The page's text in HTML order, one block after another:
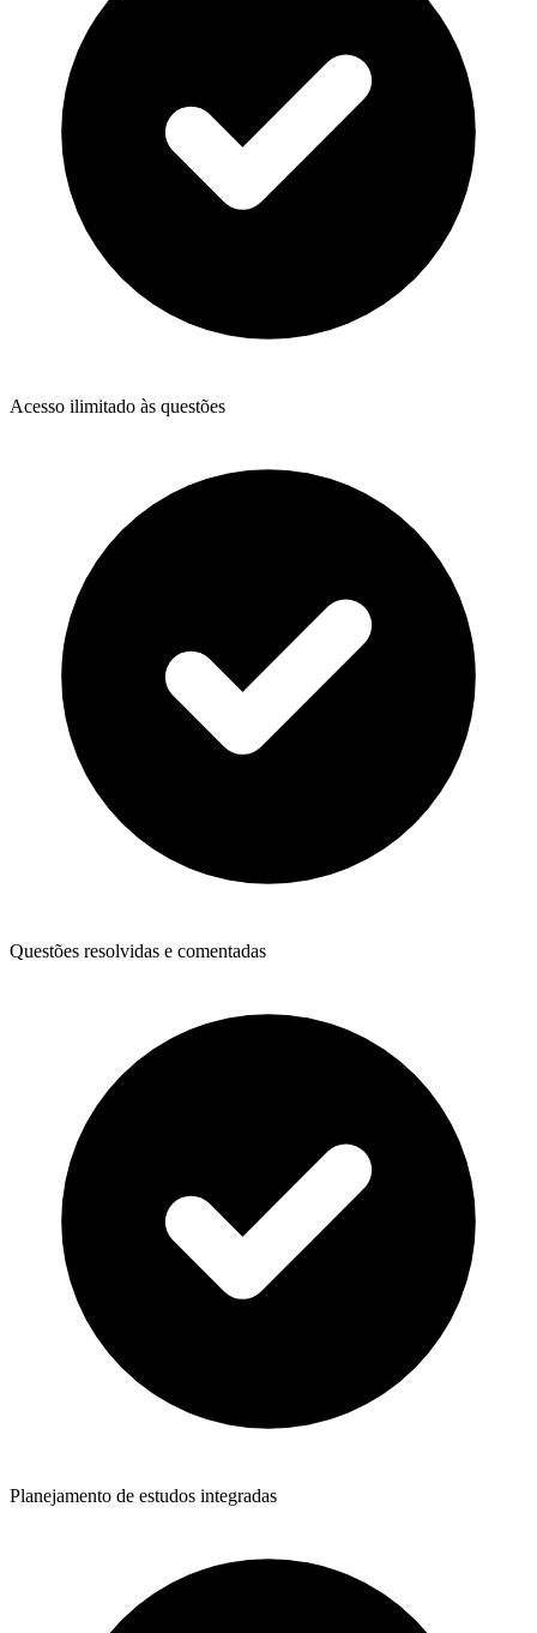
Acesso ilimitado às questões
Questões resolvidas e comentadas
Planejamento de estudos integradas